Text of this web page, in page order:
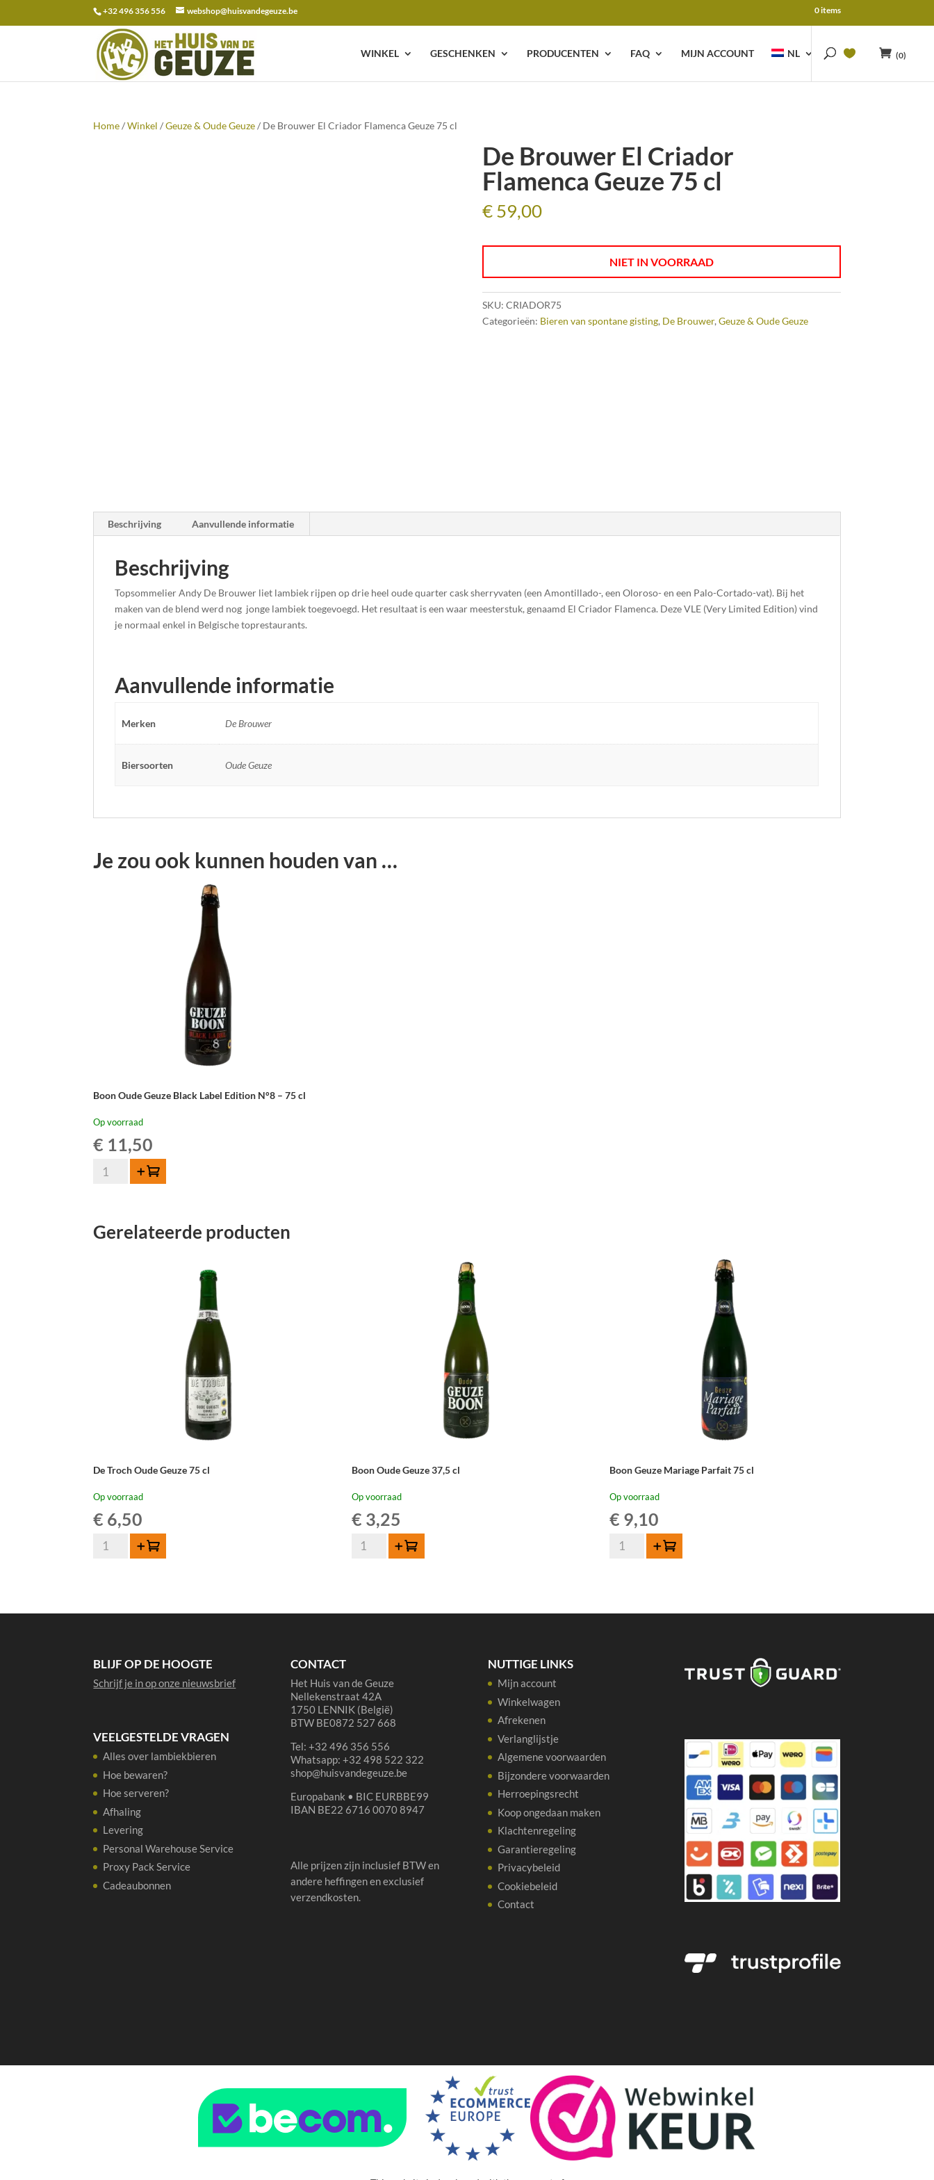
+32 496 356 556 webshop@huisvandegeuze.be 0 items
WINKEL GESCHENKEN PRODUCENTEN FAQ MIJN ACCOUNT NL (0)
Zoeken
naar:
Home/Winkel /Geuze & Oude Geuze/ De Brouwer El Criador Flamenca Geuze 75 cl
De Brouwer El Criador
Flamenca Geuze 75 cl
€59,00
NIET IN VOORRAAD
SKU: CRIADOR75
Categorieën: Bieren van spontane gisting, De Brouwer, Geuze & Oude Geuze
Beschrijving Aanvullende informatie
Beschrijving
Topsommelier Andy De Brouwer liet lambiek rijpen op drie heel oude quarter cask sherryvaten (een Amontillado-, een Oloroso- en een Palo-Cortado-vat). Bij het
maken van de blend werd nog jonge lambiek toegevoegd. Het resultaat is een waar meesterstuk, genaamd El Criador Flamenca. Deze VLE (Very Limited Edition) vind
je normaal enkel in Belgische toprestaurants.
Aanvullende informatie
Merken De Brouwer
Biersoorten Oude Geuze
Je zou ook kunnen houden van …
Boon Oude Geuze Black Label Edition N°8 – 75 cl
Op voorraad
€ 11,50
Boon
Label
Toevoegen
Gerelateerde producten
De Troch Oude Geuze 75 cl
Op voorraad
€ 6,50
De
Toevoegen
Boon Oude Geuze 37,5 cl
Op voorraad
€ 3,25
Boon
Toevoegen
Boon Geuze Mariage Parfait 75 cl
Op voorraad
€ 9,10
Boon
Toevoegen
BLIJF OP DE HOOGTE
Schrijf je in op onze nieuwsbrief
VEELGESTELDE VRAGEN
Alles over lambiekbieren
Hoe bewaren?
Hoe serveren?
Afhaling
Levering
Personal Warehouse Service
Proxy Pack Service
Cadeaubonnen
CONTACT
Het Huis van de Geuze
Nellekenstraat 42A
1750 LENNIK (België)
BTW BE0872 527 668
Tel: +32 496 356 556
Whatsapp: +32 498 522 322
shop@huisvandegeuze.be
Europabank • BIC EURBBE99
IBAN BE22 6716 0070 8947
Alle prijzen zijn inclusief BTW en
andere heffingen en exclusief
verzendkosten.
NUTTIGE LINKS
Mijn account
Winkelwagen
Afrekenen
Verlanglijstje
Algemene voorwaarden
Bijzondere voorwaarden
Herroepingsrecht
Koop ongedaan maken
Klachtenregeling
Garantieregeling
Privacybeleid
Cookiebeleid
Contact